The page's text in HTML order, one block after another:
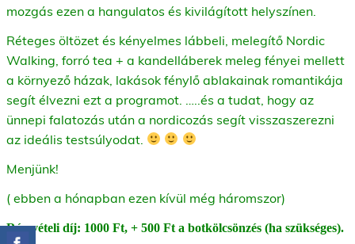
mozgás ezen a hangulatos és kivilágított helyszínen.
Réteges öltözet és kényelmes lábbeli, melegítő Nordic
Walking, forró tea + a kandelláberek meleg fényei mellett
a környező házak, lakások fénylő ablakainak romantikája
segít élvezni ezt a programot. …..és a tudat, hogy az
ünnepi falatozás után a nordicozás segít visszaszerezni
az ideális testsúlyodat.
Menjünk!
( ebben a hónapban ezen kívül még háromszor)
Részvételi díj: 1000 Ft, + 500 Ft a botkölcsönzés (ha szükséges).